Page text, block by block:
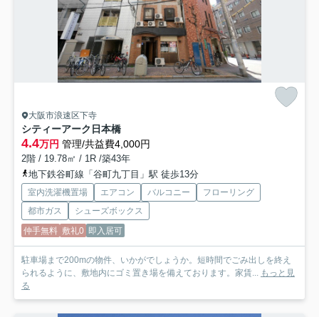
大阪市浪速区下寺
シティーアーク日本橋
4.4万円 管理/共益費4,000円
2階 / 19.78㎡ / 1R /築43年
地下鉄谷町線「谷町九丁目」駅 徒歩13分
室内洗濯機置場 エアコン バルコニー
フローリング
都市ガス
シューズボックス
仲手無料 敷礼0 即入居可
駐車場まで200mの物件、いかがでしょうか。短時間でごみ出しを終え
られるように、敷地内にゴミ置き場を備えております。家賃...
もっと見
る